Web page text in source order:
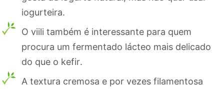
iogurteira.
O viili também é interessante para quem
procura um fermentado lácteo mais delicado
do que o kefir.
A textura cremosa e por vezes filamentosa